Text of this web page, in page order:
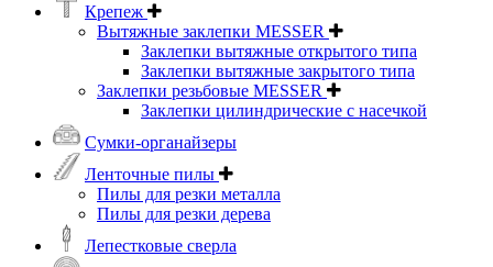
Крепеж
Вытяжные заклепки MESSER
Заклепки вытяжные открытого типа
Заклепки вытяжные закрытого типа
Заклепки резьбовые MESSER
Заклепки цилиндрические с насечкой
Сумки-органайзеры
Ленточные пилы
Пилы для резки металла
Пилы для резки дерева
Лепестковые сверла